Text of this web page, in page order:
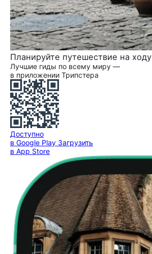
Планируйте путешествие на ходу
Лучшие гиды по всему миру —
в приложении Трипстера
Доступно
в Google Play Загрузить
в App Store